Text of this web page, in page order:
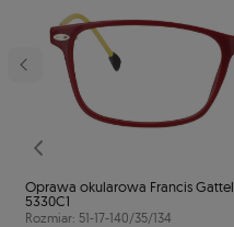
Poprzedni
Oprawa okularowa Francis Gattel
5330C1
Rozmiar: 51-17-140/35/134